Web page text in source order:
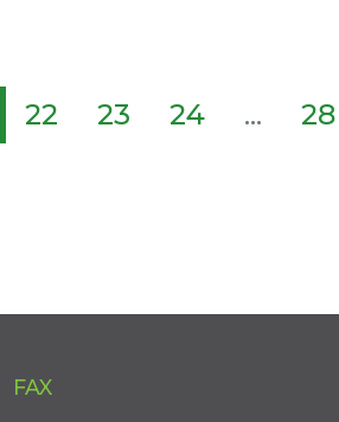
22 23 24 ... 28
FAX